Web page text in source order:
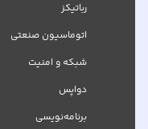
رباتیکز
اتوماسیون صنعتی
شبکه‌ و امنیت
دواپس
برنامه‌نویسی